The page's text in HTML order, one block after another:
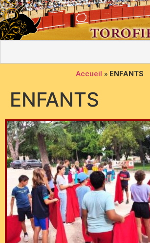
Accueil » ENFANTS
ENFANTS